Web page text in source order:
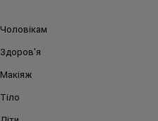
Чоловікам
Здоров'я
Макіяж
Тіло